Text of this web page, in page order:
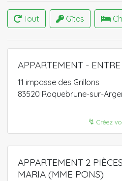
Tout Gîtes
APPARTEMENT -
11 impasse des Grillons
83520 Roquebrune-sur-
↯ Créez
APPARTEMENT 2
MARIA (MME PONS)